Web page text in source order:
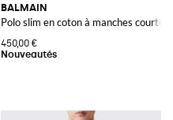
en coton
BALMAIN
Polo slim en coton à manches
450,00 €